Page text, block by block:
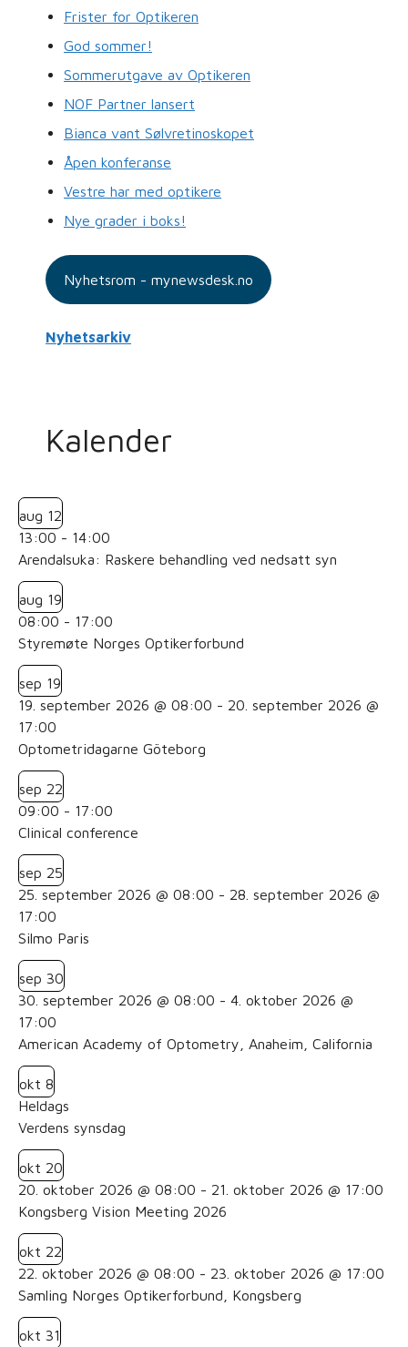
Frister for Optikeren
God sommer!
Sommerutgave av Optikeren
NOF Partner lansert
Bianca vant Sølvretinoskopet
Åpen konferanse
Vestre har med optikere
Nye grader i boks!
Nyhetsrom - mynewsdesk.no
Nyhetsarkiv
Kalender
aug 12
13:00 - 14:00
Arendalsuka: Raskere behandling ved nedsatt syn
aug 19
08:00 - 17:00
Styremøte Norges Optikerforbund
sep 19
19. september 2026 @ 08:00 - 20. september 2026 @
17:00
Optometridagarne Göteborg
sep 22
09:00 - 17:00
Clinical conference
sep 25
25. september 2026 @ 08:00 - 28. september 2026 @
17:00
Silmo Paris
sep 30
30. september 2026 @ 08:00 - 4. oktober 2026 @
17:00
American Academy of Optometry, Anaheim, California
okt 8
Heldags
Verdens synsdag
okt 20
20. oktober 2026 @ 08:00 - 21. oktober 2026 @ 17:00
Kongsberg Vision Meeting 2026
okt 22
22. oktober 2026 @ 08:00 - 23. oktober 2026 @ 17:00
Samling Norges Optikerforbund, Kongsberg
okt 31